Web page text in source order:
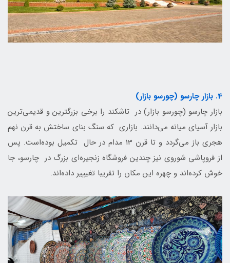
4. بازار چارسو (چورسو بازار)
بازار چارسو (چورسو بازار) در تاشکند را برخی بزرگترین و قدیمی‌ترین
بازار آسیای میانه می‌دانند. بازاری که سنگ بنای ساختش به قرن نهم
هجری باز می‌گردد و تا قرن 13 مدام در حال تکمیل بوده‌است. پس
از فروپاشی شوروی نیز چندین فروشگاه زنجیره‌ای بزرگ در چارسو، جا
خوش کرده‌اند و چهره این مکان را تقریبا تغیییر داده‌اند.